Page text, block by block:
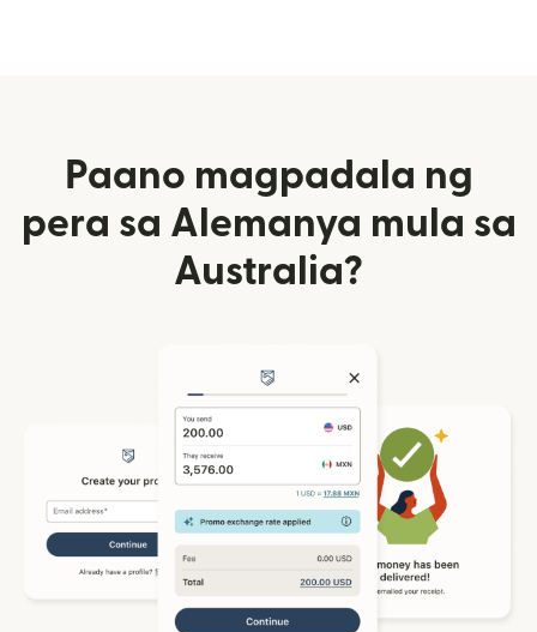
Paano magpadala ng
pera sa Alemanya mula sa
Australia?